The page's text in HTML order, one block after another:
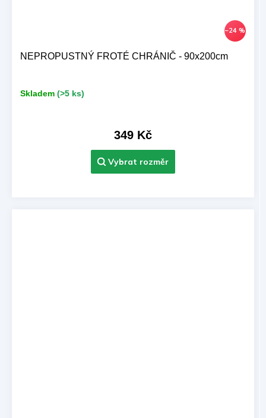
–24 %
NEPROPUSTNÝ FROTÉ CHRÁNIČ - 90x200cm
Skladem (>5 ks)
349 Kč